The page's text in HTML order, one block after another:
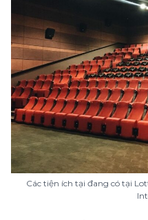
Các tiện ích tại đang có tại